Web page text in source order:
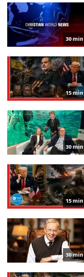
30 min
15 min
30 min
15 min
30 min